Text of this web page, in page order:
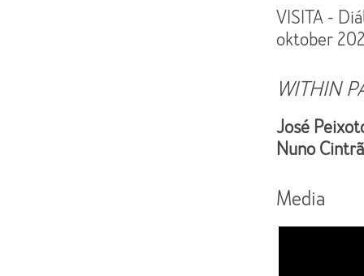
VISITA -
oktober
WITHIN
José
Nuno
Media